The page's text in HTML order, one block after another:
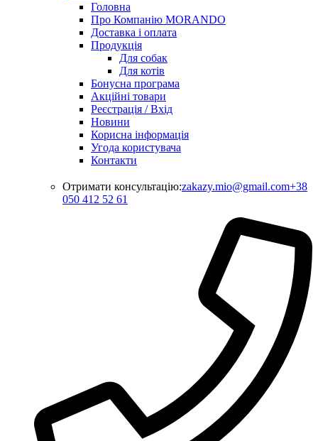
Головна
Про Компанію MORANDO
Доставка і оплата
Продукція
Для собак
Для котів
Бонусна програма
Акційні товари
Реєстрація / Вхід
Новини
Корисна інформація
Угода користувача
Контакти
Отримати консультацію:zakazy.mio@gmail.com+38
050 412 52 61